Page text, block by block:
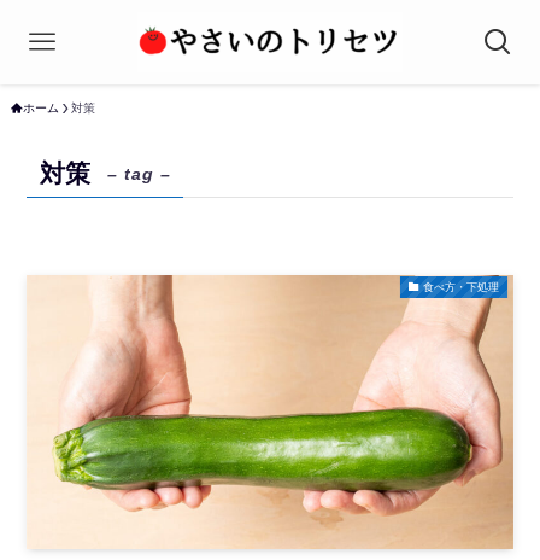
ホーム 対策
対策 – tag –
食べ方・下処理